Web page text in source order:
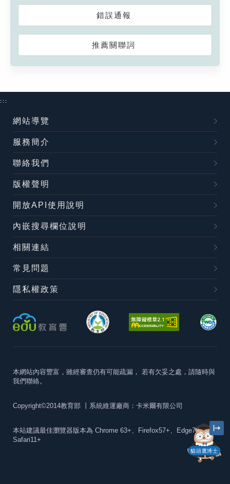
錯誤通報
推薦關聯詞
貓頭鷹博士
:::
網站導覽
服務簡介
聯絡我們
版權聲明
開放API使用說明
內嵌搜尋欄位說明
相關連結
常見問題
隱私權政策
本網站內容豐富，雖經審查仍有可能疏漏， 若有欠妥之處，請隨時與
我們聯絡。
Copyright©2014教育部 丨系統維運廠商：卡米爾有限公司
本站建議最佳瀏覽器版本為 Chrome 63+、Firefox57+、Edge79+及
Safari11+